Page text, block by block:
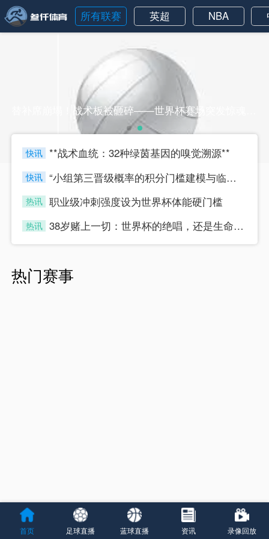
所有联赛 英超 NBA
快讯
**战术血统：32种绿茵基因的嗅觉溯源**
快讯
“小组第三晋级概率的积分门槛建模与临界值判定研究”
热讯 职业级冲刺强度设为世界杯体能硬门槛
热讯
38岁赌上一切：世界杯的绝唱，还是生命的最后冲刺？
热门赛事
首页 足球直播 蓝球直播 资讯 录像回放